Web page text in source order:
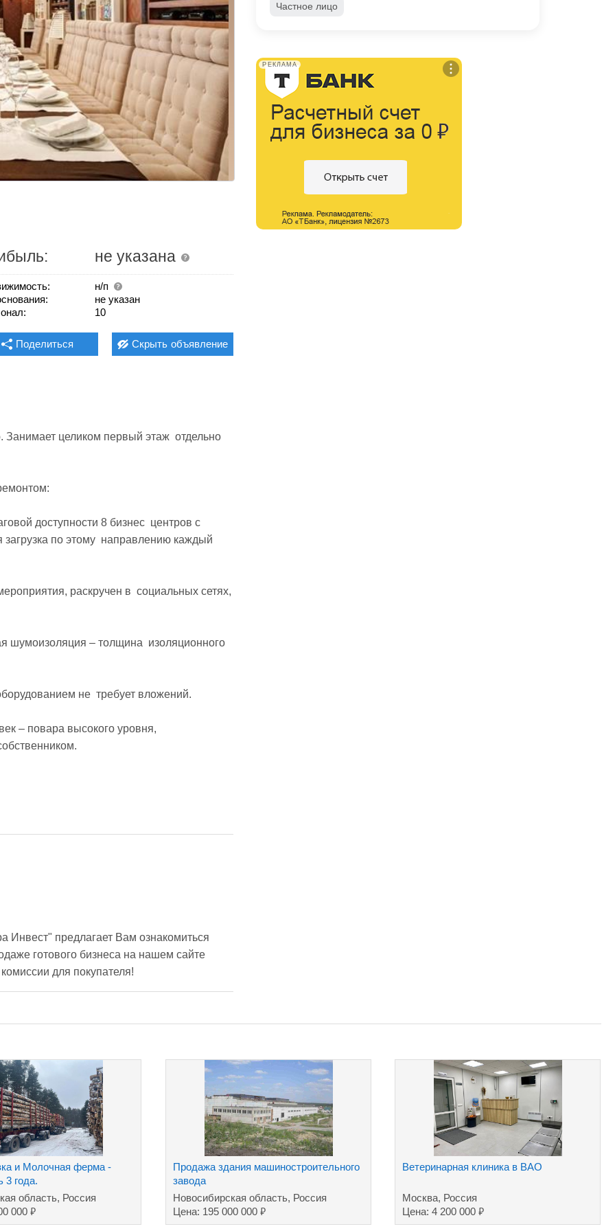
не указана
н/п
не указан
10
Поделиться Скрыть объявление
целиком первый этаж  отдельно
доступности 8 бизнес  центров с
по этому  направлению каждый
раскручен в  социальных сетях,
шумоизоляция – толщина  изоляционного
не  требует вложений.
– повара высокого уровня,
Инвест" предлагает Вам ознакомиться
готового бизнеса на нашем сайте
для покупателя!
Частное лицо
РЕКЛАМА
и Молочная ферма -
3 года.
область, Россия
000₽
Продажа здания машиностроительного
завода
Новосибирская область, Россия
Цена: 195 000 000 ₽
Ветеринарная клиника в ВАО
Москва, Россия
Цена: 4 200 000₽